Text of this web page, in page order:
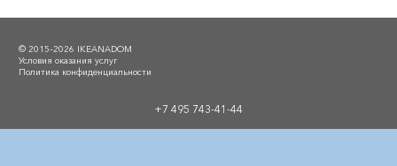
© 2015–2026 IKEANADOM
Условия оказания услуг
Политика конфиденциальности
+7 495 743-41-44